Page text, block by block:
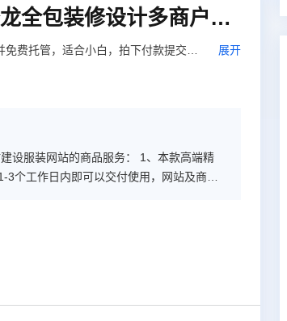
服装网站建设/可托管网站建设三合一条龙全包装修设计多商户入驻分销商城网站建设服装网站
费托管，适合小白，拍下付款提交即
展开
的商品服务： 1、本款高端精
个工作日内即可以交付使用，网站及商城
处